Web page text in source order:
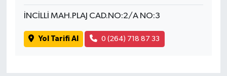
İNCİLLİ MAH.PLAJ CAD.NO:2/A NO:3
Yol Tarifi Al 0 (264) 718 87 33